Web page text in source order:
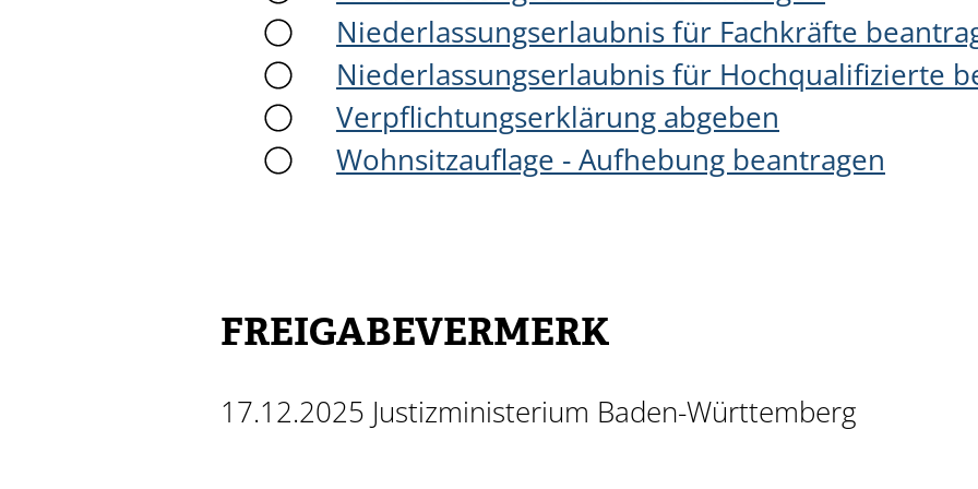
Niederlassungserlaubnis für Fachkräfte
Niederlassungserlaubnis für Hochqualifizierte
Verpflichtungserklärung abgeben
Wohnsitzauflage - Aufhebung beantragen
FREIGABEVERMERK
17.12.2025 Justizministerium Baden-Württemberg